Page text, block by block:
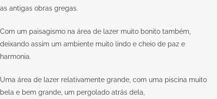
as antigas obras gregas.
Com um paisagismo na área de lazer muito bonito também,
deixando assim um ambiente muito lindo e cheio de paz e
harmonia.
Uma área de lazer relativamente grande, com uma piscina muito
bela e bem grande, um pergolado atrás dela,